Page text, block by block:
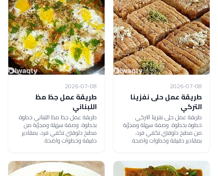
2026-07-08
طريقة عمل حلى نفزينا
التركي
طريقة عمل حلى نفزينا التركي
خطوة بخطوة. وصفة سهلة ومجرّبة
من مطبخ دلوقتي تكفي فرد،
بمقادير دقيقة وخطوات واضحة.
2026-07-08
طريقة عمل جظ مظ
اللبناني
طريقة عمل جظ مظ اللبناني خطوة
بخطوة. وصفة سهلة ومجرّبة من
مطبخ دلوقتي تكفي فرد، بمقادير
دقيقة وخطوات واضحة.